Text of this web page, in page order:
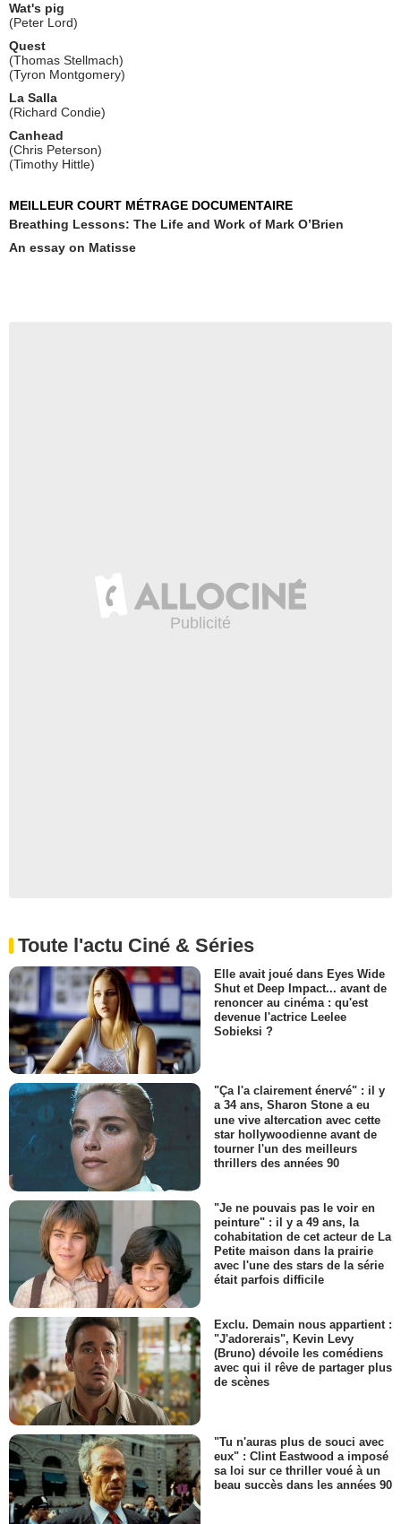
Wat's pig
(Peter Lord)
Quest
(Thomas Stellmach)
(Tyron Montgomery)
La Salla
(Richard Condie)
Canhead
(Chris Peterson)
(Timothy Hittle)
MEILLEUR COURT MÉTRAGE DOCUMENTAIRE
Breathing Lessons: The Life and Work of Mark O’Brien
An essay on Matisse
Toute l'actu Ciné & Séries
Elle avait joué dans Eyes Wide
Shut et Deep Impact... avant de
renoncer au cinéma : qu'est
devenue l'actrice Leelee
Sobieksi ?
"Ça l'a clairement énervé" : il y
a 34 ans, Sharon Stone a eu
une vive altercation avec cette
star hollywoodienne avant de
tourner l'un des meilleurs
thrillers des années 90
"Je ne pouvais pas le voir en
peinture" : il y a 49 ans, la
cohabitation de cet acteur de La
Petite maison dans la prairie
avec l'une des stars de la série
était parfois difficile
Exclu. Demain nous appartient :
"J'adorerais", Kevin Levy
(Bruno) dévoile les comédiens
avec qui il rêve de partager plus
de scènes
"Tu n'auras plus de souci avec
eux" : Clint Eastwood a imposé
sa loi sur ce thriller voué à un
beau succès dans les années 90